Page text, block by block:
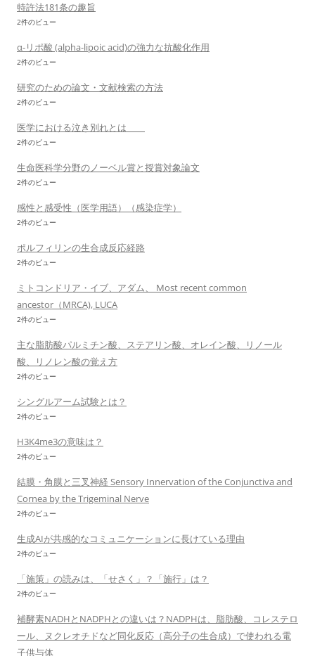
特許法181条の趣旨
2件のビュー
α-リポ酸 (alpha-lipoic acid)の強力な抗酸化作用
2件のビュー
研究のための論文・文献検索の方法
2件のビュー
医学における泣き別れとは
2件のビュー
生命医科学分野のノーベル賞と授賞対象論文
2件のビュー
感性と感受性（医学用語）（感染症学）
2件のビュー
ポルフィリンの生合成反応経路
2件のビュー
ミトコンドリア・イブ、アダム、 Most recent common
ancestor（MRCA), LUCA
2件のビュー
主な脂肪酸パルミチン酸、ステアリン酸、オレイン酸、リノール
酸、リノレン酸の覚え方
2件のビュー
シングルアーム試験とは？
2件のビュー
H3K4me3の意味は？
2件のビュー
結膜・角膜と三叉神経 Sensory Innervation of the Conjunctiva and
Cornea by the Trigeminal Nerve
2件のビュー
生成AIが共感的なコミュニケーションに長けている理由
2件のビュー
「施策」の読みは、「せさく」？「施行」は？
2件のビュー
補酵素NADHとNADPHとの違いは？NADPHは、脂肪酸、コレステロ
ール、ヌクレオチドなど同化反応（高分子の生合成）で使われる電
子供与体